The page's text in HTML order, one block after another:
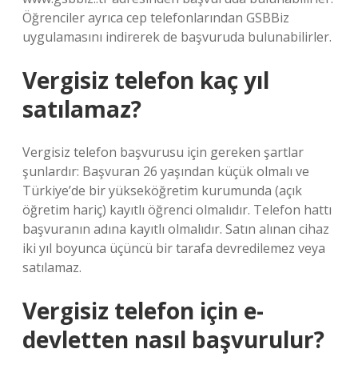
Öğrenciler ayrıca cep telefonlarından GSBBiz
uygulamasını indirerek de başvuruda bulunabilirler.
Vergisiz telefon kaç yıl
satılamaz?
Vergisiz telefon başvurusu için gereken şartlar
şunlardır: Başvuran 26 yaşından küçük olmalı ve
Türkiye’de bir yükseköğretim kurumunda (açık
öğretim hariç) kayıtlı öğrenci olmalıdır. Telefon hattı
başvuranın adına kayıtlı olmalıdır. Satın alınan cihaz
iki yıl boyunca üçüncü bir tarafa devredilemez veya
satılamaz.
Vergisiz telefon için e-
devletten nasıl başvurulur?